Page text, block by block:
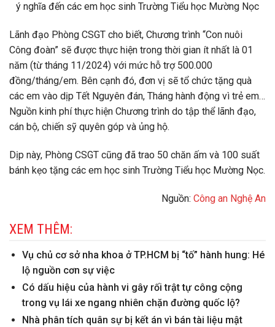
ý nghĩa đến các em học sinh Trường Tiểu học Mường Nọc
Lãnh đạo Phòng CSGT cho biết, Chương trình “Con nuôi
Công đoàn” sẽ được thực hiện trong thời gian ít nhất là 01
năm (từ tháng 11/2024) với mức hỗ trợ 500.000
đồng/tháng/em. Bên cạnh đó, đơn vị sẽ tổ chức tặng quà
các em vào dịp Tết Nguyên đán, Tháng hành động vì trẻ em…
Nguồn kinh phí thực hiện Chương trình do tập thể lãnh đạo,
cán bộ, chiến sỹ quyên góp và ủng hộ.
Dịp này, Phòng CSGT cũng đã trao 50 chăn ấm và 100 suất
bánh kẹo tặng các em học sinh Trường Tiểu học Mường Nọc.
Nguồn: Công an Nghệ An
XEM THÊM:
Vụ chủ cơ sở nha khoa ở TP.HCM bị “tố” hành hung: Hé
lộ nguồn cơn sự việc
Có dấu hiệu của hành vi gây rối trật tự công cộng
trong vụ lái xe ngang nhiên chặn đường quốc lộ?
Nhà phân tích quân sự bị kết án vì bán tài liệu mật